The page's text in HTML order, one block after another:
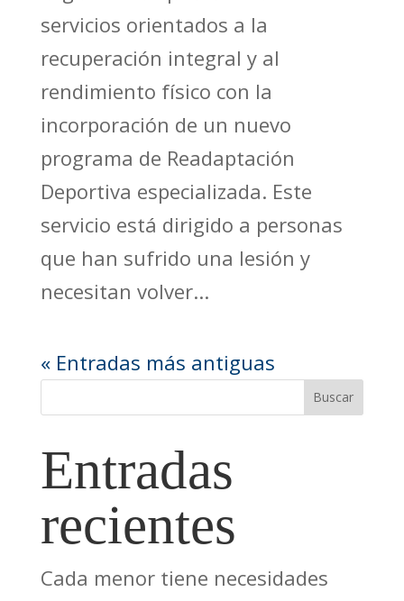
servicios orientados a la
recuperación integral y al
rendimiento físico con la
incorporación de un nuevo
programa de Readaptación
Deportiva especializada. Este
servicio está dirigido a personas
que han sufrido una lesión y
necesitan volver...
« Entradas más antiguas
Buscar
Entradas
recientes
Cada menor tiene necesidades